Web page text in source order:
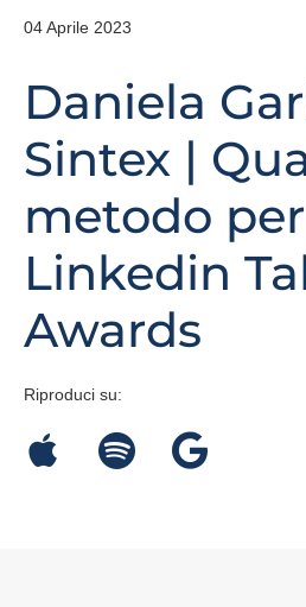
04 Aprile 2023
Daniela
Sintex |
metodo
Linkedin
Awards
Riproduci su: